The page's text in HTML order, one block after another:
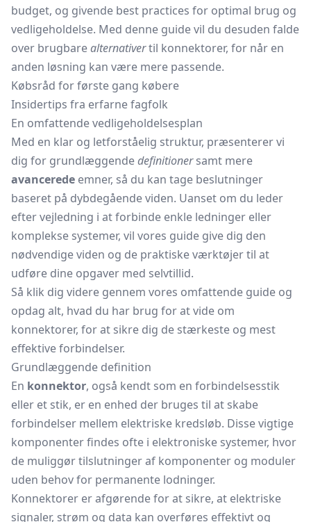
budget, og givende best practices for optimal brug og
vedligeholdelse. Med denne guide vil du desuden falde
over brugbarealternativertil konnektorer, for når en
anden løsning kan være mere passende.
Købsråd for første gang købere
Insidertips fra erfarne fagfolk
En omfattende vedligeholdelsesplan
Med en klar og letforståelig struktur, præsenterer vi
dig for grundlæggendedefinitionersamt mere
avancerede emner, så du kan tage beslutninger
baseret på dybdegående viden. Uanset om du leder
efter vejledning i at forbinde enkle ledninger eller
komplekse systemer, vil vores guide give dig den
nødvendige viden og de praktiske værktøjer til at
udføre dine opgaver med selvtillid.
Så klik dig videre gennem vores omfattende guide og
opdag alt, hvad du har brug for at vide om
konnektorer, for at sikre dig de stærkeste og mest
effektive forbindelser.
Grundlæggende definition
En konnektor, også kendt som en forbindelsesstik
eller et stik, er en enhed der bruges til at skabe
forbindelser mellem elektriske kredsløb. Disse vigtige
komponenter findes ofte i elektroniske systemer, hvor
de muliggør tilslutninger af komponenter og moduler
uden behov for permanente lodninger.
Konnektorer er afgørende for at sikre, at elektriske
signaler, strøm og data kan overføres effektivt og